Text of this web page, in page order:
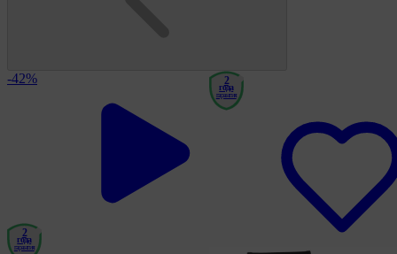
-42%
2
года
гарантия
2
года
гарантия